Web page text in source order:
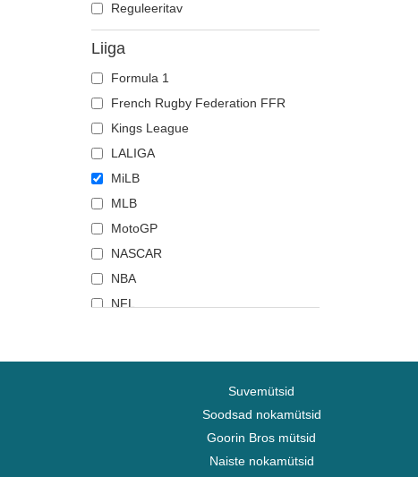
Reguleeritav
Liiga
Formula 1
French Rugby Federation FFR
Kings League
LALIGA
MiLB
MLB
MotoGP
NASCAR
NBA
NFL
World Baseball Classic
Suvemütsid
Soodsad nokamütsid
Goorin Bros mütsid
Naiste nokamütsid